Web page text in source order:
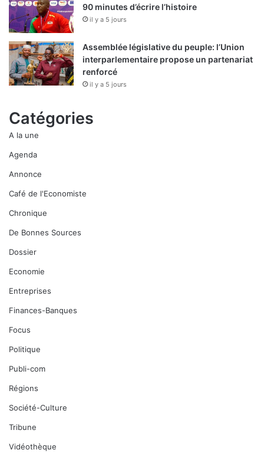
90 minutes d’écrire l’histoire
il y a 5 jours
Assemblée législative du peuple: l’Union
interparlementaire propose un partenariat
renforcé
il y a 5 jours
Catégories
A la une
Agenda
Annonce
Café de l'Economiste
Chronique
De Bonnes Sources
Dossier
Economie
Entreprises
Finances-Banques
Focus
Politique
Publi-com
Régions
Société-Culture
Tribune
Vidéothèque